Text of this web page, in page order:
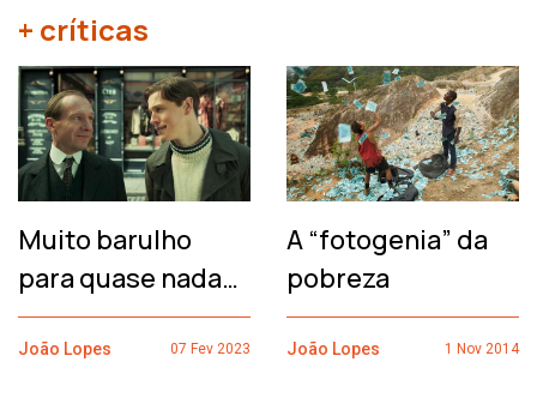
+ críticas
Muito barulho
para quase nada…
João Lopes 07 Fev 2023
A “fotogenia” da
pobreza
João Lopes 1 Nov 2014